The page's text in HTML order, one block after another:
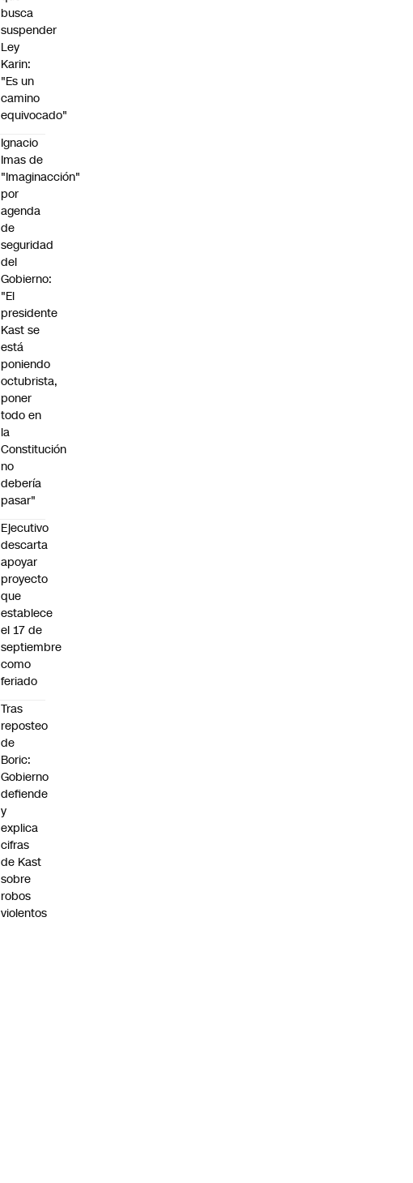
busca
suspender
Ley
Karin:
"Es un
camino
equivocado"
Ignacio
Imas de
"Imaginacción"
por
agenda
de
seguridad
del
Gobierno:
"El
presidente
Kast se
está
poniendo
octubrista,
poner
todo en
la
Constitución
no
debería
pasar"
Ejecutivo
descarta
apoyar
proyecto
que
establece
el 17 de
septiembre
como
feriado
Tras
reposteo
de
Boric:
Gobierno
defiende
y
explica
cifras
de Kast
sobre
robos
violentos